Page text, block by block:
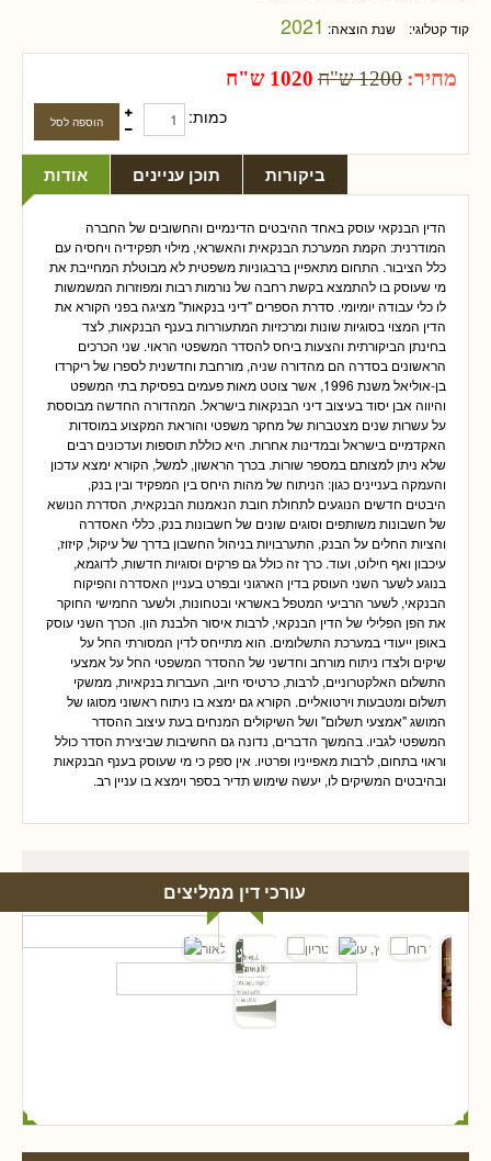
קוד קטלוגי: שנת הוצאה: 2021
מחיר: 1200 ש"ח 1020 ש"ח
כמות:
אודות תוכן עניינים ביקורות
הדין הבנקאי עוסק באחד ההיבטים הדינמיים והחשובים של החברה
המודרנית: הקמת המערכת הבנקאית והאשראי, מילוי תפקידיה ויחסיה עם
כלל הציבור. התחום מתאפיין ברבגוניות משפטית לא מבוטלת המחייבת את
מי שעוסק בו להתמצא בקשת רחבה של נורמות רבות ומפוזרות המשמשות
לו כלי עבודה יומיומי. סדרת הספרים "דיני בנקאות" מציגה בפני הקורא את
הדין המצוי בסוגיות שונות ומרכזיות המתעוררות בענף הבנקאות, לצד
בחינתן הביקורתית והצעות ביחס להסדר המשפטי הראוי. שני הכרכים
הראשונים בסדרה הם מהדורה שניה, מורחבת וחדשנית לספרו של ריקרדו
בן-אוליאל משנת 1996, אשר צוטט מאות פעמים בפסיקת בתי המשפט
והיווה אבן יסוד בעיצוב דיני הבנקאות בישראל. המהדורה החדשה מבוססת
על עשרות שנים מצטברות של מחקר משפטי והוראת המקצוע במוסדות
האקדמיים בישראל ובמדינות אחרות. היא כוללת תוספות ועדכונים רבים
שלא ניתן למצותם במספר שורות. בכרך הראשון, למשל, הקורא ימצא עדכון
והעמקה בעניינים כגון: הניתוח של מהות היחס בין המפקיד ובין בנק,
היבטים חדשים הנוגעים לתחולת חובת הנאמנות הבנקאית, הסדרת הנושא
של חשבונות משותפים וסוגים שונים של חשבונות בנק, כללי האסדרה
והציות החלים על הבנק, התערבויות בניהול החשבון בדרך של עיקול, קיזוז,
עיכבון ואף חילוט, ועוד. כרך זה כולל גם פרקים וסוגיות חדשות, לדוגמא,
בנוגע לשער השני העוסק בדין הארגוני ובפרט בעניין האסדרה והפיקוח
הבנקאי, לשער הרביעי המטפל באשראי ובטחונות, ולשער החמישי החוקר
את הפן הפלילי של הדין הבנקאי, לרבות איסור הלבנת הון. הכרך השני עוסק
באופן ייעודי במערכת התשלומים. הוא מתייחס לדין המסורתי החל על
שיקים ולצדו ניתוח מורחב וחדשני של ההסדר המשפטי החל על אמצעי
התשלום האלקטרוניים, לרבות, כרטיסי חיוב, העברות בנקאיות, ממשקי
תשלום ומטבעות וירטואליים. הקורא גם ימצא בו ניתוח ראשוני מסוגו של
המושג "אמצעי תשלום" ושל השיקולים המנחים בעת עיצוב ההסדר
המשפטי לגביו. בהמשך הדברים, נדונה גם החשיבות שביצירת הסדר כולל
וראוי בתחום, לרבות מאפייניו ופרטיו. אין ספק כי מי שעוסק בענף הבנקאות
ובהיבטים המשיקים לו, יעשה שימוש תדיר בספר וימצא בו עניין רב.
עורכי דין ממליצים